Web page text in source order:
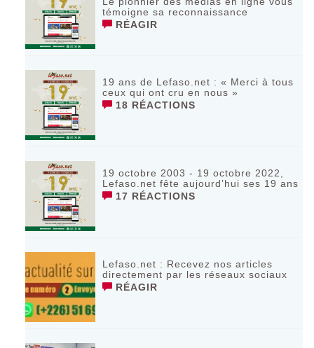
témoigne sa reconnaissance
RÉAGIR
19 ans de Lefaso.net : « Merci à tous
ceux qui ont cru en nous »
18 RÉACTIONS
19 octobre 2003 - 19 octobre 2022,
Lefaso.net fête aujourd’hui ses 19 ans
17 RÉACTIONS
Lefaso.net : Recevez nos articles
directement par les réseaux sociaux
RÉAGIR